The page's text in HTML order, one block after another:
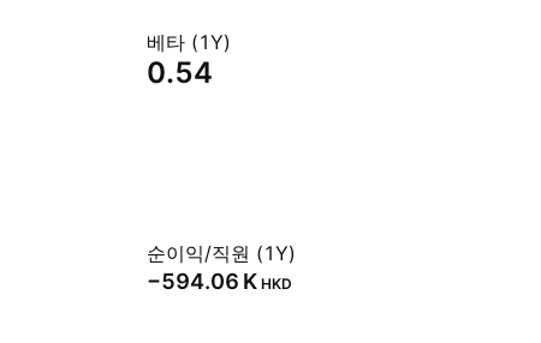
베타 (1Y)
0.54
순이익/직원 (1Y)
‪−594.06 K‬ HKD